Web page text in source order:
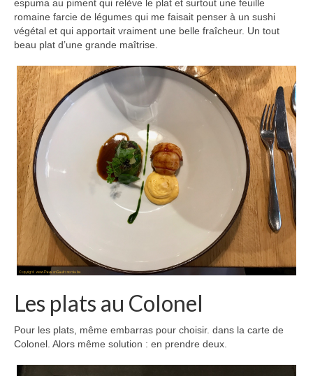
espuma au piment qui relève le plat et surtout une feuille
romaine farcie de légumes qui me faisait penser à un sushi
végétal et qui apportait vraiment une belle fraîcheur. Un tout
beau plat d’une grande maîtrise.
Les plats au Colonel
Pour les plats, même embarras pour choisir. dans la carte de
Colonel. Alors même solution : en prendre deux.